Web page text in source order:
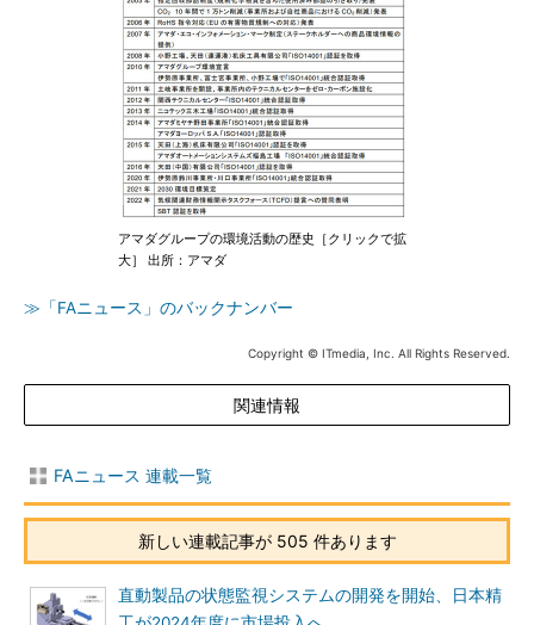
アマダグループの環境活動の歴史［クリックで拡
大］ 出所：アマダ
≫「FAニュース」のバックナンバー
Copyright © ITmedia, Inc. All Rights Reserved.
関連情報
FAニュース 連載一覧
新しい連載記事が 505 件あります
直動製品の状態監視システムの開発を開始、日本精